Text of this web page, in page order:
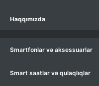
Haqqımızda
Smartfonlar və aksessuarlar
Smart saatlar və qulaqlıqlar